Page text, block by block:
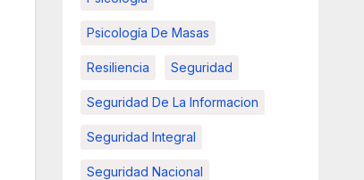
Psicología De Masas
Resiliencia Seguridad
Seguridad De La Informacion
Seguridad Integral
Seguridad Nacional